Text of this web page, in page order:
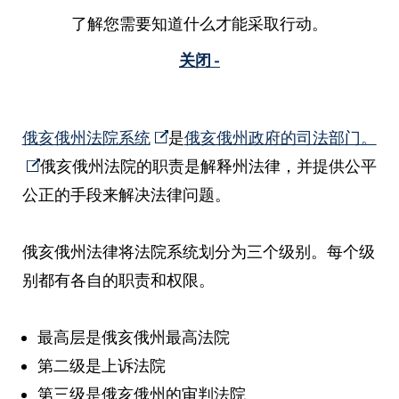
了解您需要知道什么才能采取行动。
关闭 -
俄亥俄州法院系统 是俄亥俄州政府的司法部门。
俄亥俄州法院的职责是解释州法律，并提供公平
公正的手段来解决法律问题。
俄亥俄州法律将法院系统划分为三个级别。每个级
别都有各自的职责和权限。
最高层是俄亥俄州最高法院
第二级是上诉法院
第三级是俄亥俄州的审判法院